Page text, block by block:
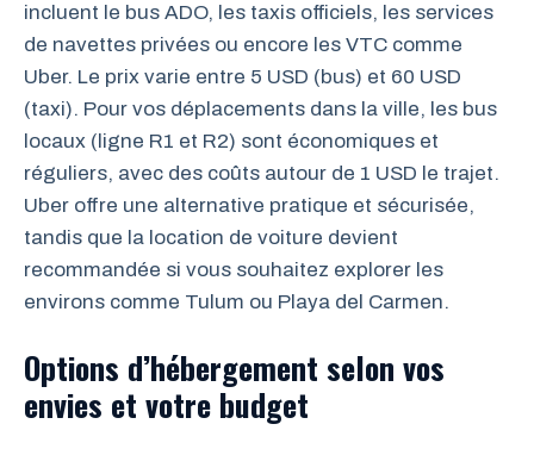
incluent le bus ADO, les taxis officiels, les services
de navettes privées ou encore les VTC comme
Uber. Le prix varie entre 5 USD (bus) et 60 USD
(taxi). Pour vos déplacements dans la ville, les bus
locaux (ligne R1 et R2) sont économiques et
réguliers, avec des coûts autour de 1 USD le trajet.
Uber offre une alternative pratique et sécurisée,
tandis que la location de voiture devient
recommandée si vous souhaitez explorer les
environs comme Tulum ou Playa del Carmen.
Options d’hébergement selon vos
envies et votre budget